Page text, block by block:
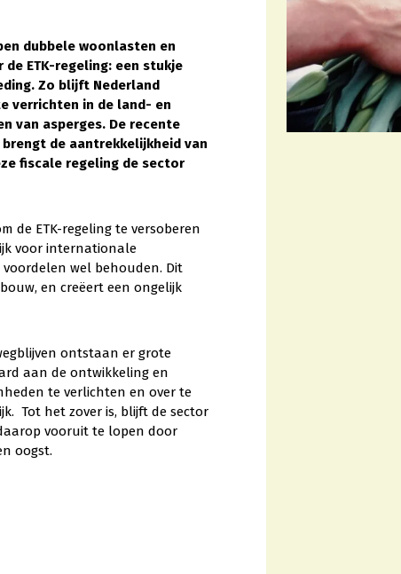
dubbele woonlasten en
ETK-regeling: een stukje
Zo blijft Nederland
verrichten in de land- en
van asperges. De recente
de aantrekkelijkheid van
fiscale regeling de sector
de ETK-regeling te versoberen
voor internationale
wel behouden. Dit
en creëert een ongelijk
ontstaan er grote
aan de ontwikkeling en
te verlichten en over te
Tot het zover is, blijft de sector
vooruit te lopen door
oogst.